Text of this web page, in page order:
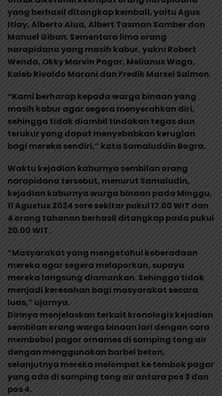
yang berhasil ditangkap kembali, yaitu Agus
Itlay, Alberto Alua, Albert Tasman Samber dan
Manuel Giban. Sementara lima orang
narapidana yang masih kabur, yakni Robert
Wenda, Okky Marvin Pagar, Melianus Waga,
Kaleb Rivaldo Marani dan Fredik Marsel Salmon.
“Kami berharap kepada warga binaan yang
masih kabur agar segera menyerahkan diri,
sehingga tidak diambil tindakan tegas dan
terukur yang dapat menyebabkan kerugian
bagi mereka sendiri,” kata Samaluddin Bogra.
Waktu kejadian kaburnya sembilan orang
narapidana tersebut, menurut Samaludin,
kejadian kaburnya warga binaan pada Minggu,
11 Agustus 2024 sore sekitar pukul 17.00 WIT dan
4 orang tahanan berhasil ditangkap pada pukul
20.00 WIT.
“Masyarakat yang mengetahui keberadaan
mereka agar segera melaporkan, supaya
mereka langsung diamankan. Sehingga tidak
menjadi keresahan bagi masyarakat secara
luas,” ujarnya.
Dirinya menjelaskan terkait kronologis kejadian
sembilan orang warga binaan lari dengan cara
membobol pagar ornames di samping tong air
dengan menggunakan barbel beton,
selanjutnya mereka melompat ke tembok pagar
yang ada di samping tong air antara pos 3 dan
pos 4.